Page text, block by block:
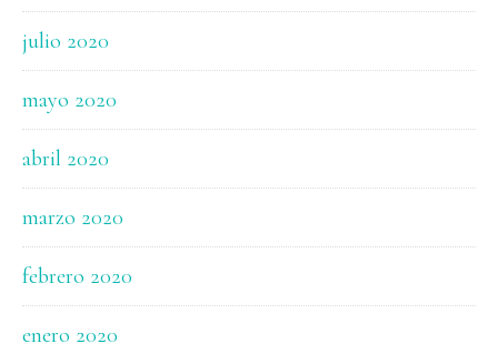
julio 2020
mayo 2020
abril 2020
marzo 2020
febrero 2020
enero 2020